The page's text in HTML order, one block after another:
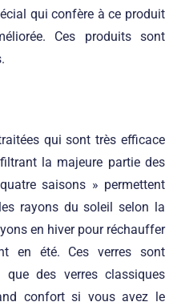
qui confère à ce produit
Ces produits sont
qui sont très efficace
la majeure partie des
saisons » permettent
rayons du soleil selon la
en hiver pour réchauffer
en été. Ces verres sont
que des verres classiques
confort si vous avez le